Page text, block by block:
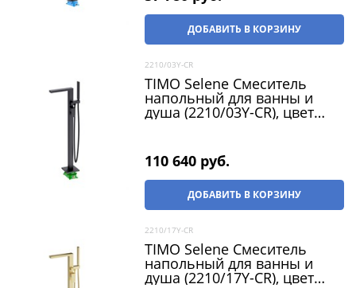
ДОБАВИТЬ В КОРЗИНУ
2210/03Y-CR
TIMO Selene Смеситель
напольный для ванны и
душа (2210/03Y-CR), цвет
110 640 руб.
ДОБАВИТЬ В КОРЗИНУ
2210/17Y-CR
TIMO Selene Смеситель
напольный для ванны и
душа (2210/17Y-CR), цвет